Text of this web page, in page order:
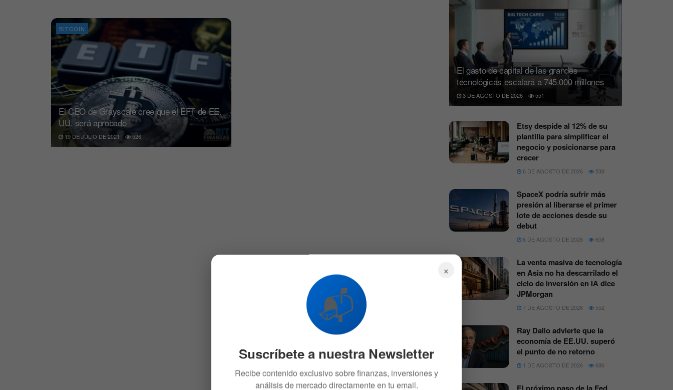
BITCOIN
El CEO de Grayscale cree que el EFT de EE.
UU. será aprobado
19 DE JULIO DE 2021 526
El gasto de capital de las grandes
tecnológicas escalará a 745.000 millones
3 DE AGOSTO DE 2026 551
Etsy despide al 12% de su
plantilla para simplificar el
negocio y posicionarse para
crecer
6 DE AGOSTO DE 2026 538
SpaceX podría sufrir más
presión al liberarse el primer
lote de acciones desde su
debut
6 DE AGOSTO DE 2026 658
La venta masiva de tecnología
en Asia no ha descarrilado el
ciclo de inversión en IA dice
JPMorgan
7 DE AGOSTO DE 2026 552
Ray Dalio advierte que la
economía de EE.UU. superó
el punto de no retorno
1 DE AGOSTO DE 2026 686
×
📬
Suscríbete a nuestra Newsletter
Recibe contenido exclusivo sobre finanzas, inversiones y
análisis de mercado directamente en tu email.